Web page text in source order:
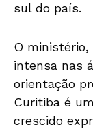
sul do país.
O
intensa nas
orientação
Curitiba é
crescido